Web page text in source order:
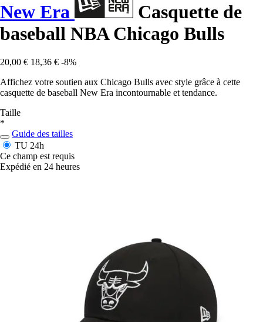
New Era
Casquette de
baseball NBA Chicago Bulls
20,00 € 18,36 € -8%
Affichez votre soutien aux Chicago Bulls avec style grâce à cette
casquette de baseball New Era incontournable et tendance.
Taille
*
Guide des tailles
TU 24h
Ce champ est requis
Expédié en 24 heures